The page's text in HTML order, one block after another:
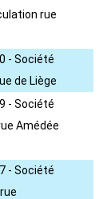
rue
- Société
de Liège
- Société
Amédée
- Société